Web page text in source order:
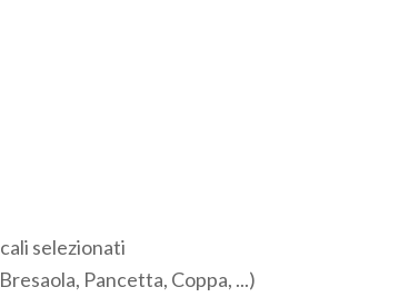
selezionati
Pancetta, Coppa, ...)